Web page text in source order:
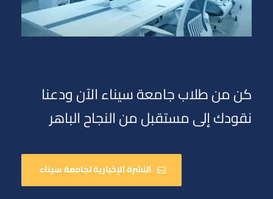
كن من طلاب جامعة سيناء الآن ودعنا
نقودك إلى مستقبل من النجاح الباهر
النشرة الإخبارية لجامعة سيناء